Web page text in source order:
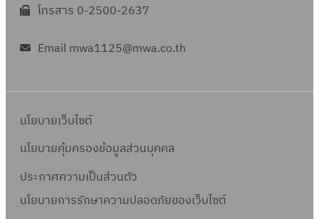
โทรสาร 0-2500-2637
Email mwa1125@mwa.co.th
นโยบายเว็บไซต์
นโยบายคุ้มครองข้อมูลส่วนบุคคล
ประกาศความเป็นส่วนตัว
นโยบายการรักษาความปลอดภัยของเว็บไซต์